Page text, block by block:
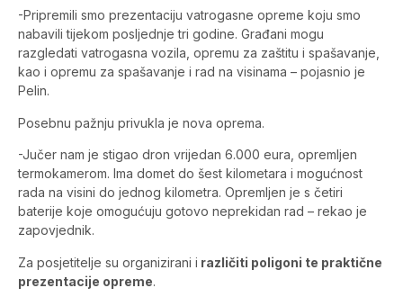
-Pripremili smo prezentaciju vatrogasne opreme koju smo
nabavili tijekom posljednje tri godine. Građani mogu
razgledati vatrogasna vozila, opremu za zaštitu i spašavanje,
kao i opremu za spašavanje i rad na visinama – pojasnio je
Pelin.
Posebnu pažnju privukla je nova oprema.
-Jučer nam je stigao dron vrijedan 6.000 eura, opremljen
termokamerom. Ima domet do šest kilometara i mogućnost
rada na visini do jednog kilometra. Opremljen je s četiri
baterije koje omogućuju gotovo neprekidan rad – rekao je
zapovjednik.
Za posjetitelje su organizirani i različiti poligoni te praktične
prezentacije opreme.